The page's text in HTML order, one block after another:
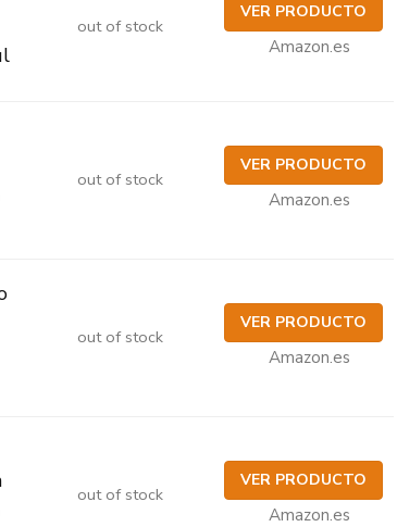
out of stock
VER PRODUCTO
Amazon.es
out of stock
VER PRODUCTO
Amazon.es
out of stock
VER PRODUCTO
Amazon.es
out of stock
VER PRODUCTO
Amazon.es